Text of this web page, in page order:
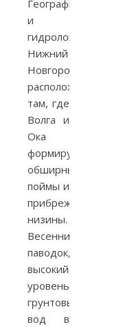
География
и
гидрология.
Нижний
Новгород
расположен
там, где
Волга и
Ока
формируют
обширные
поймы и
прибрежные
низины.
Весенний
паводок,
высокий
уровень
грунтовых
вод в